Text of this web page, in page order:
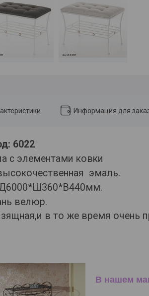
Информация для
6022
с элементами ковки
эмаль.
Д6000*Ш360*В440мм.
велюр.
в то же время очень
В нашем